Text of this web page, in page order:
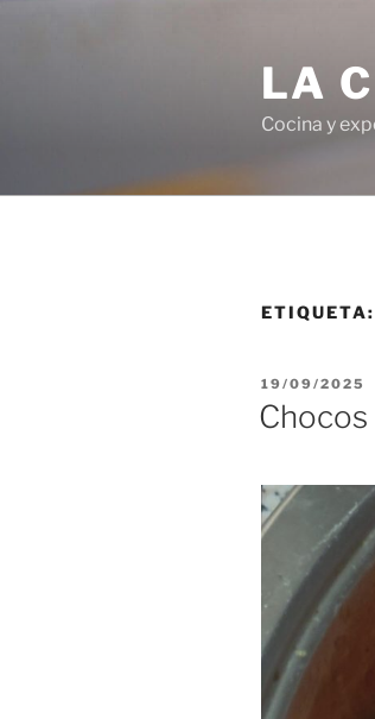
LA
Cocina y
ETIQUETA:
PUBLICADO
EL
19/09/2025